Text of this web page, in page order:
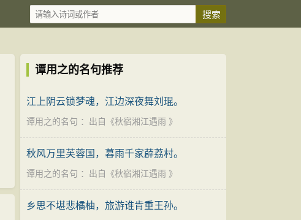
谭用之的名句推荐
江上阴云锁梦魂，江边深夜舞刘琨。
谭用之的名句 ：出自《秋宿湘江遇雨 》
秋风万里芙蓉国，暮雨千家薜荔村。
谭用之的名句 ：出自《秋宿湘江遇雨 》
乡思不堪悲橘柚，旅游谁肯重王孙。